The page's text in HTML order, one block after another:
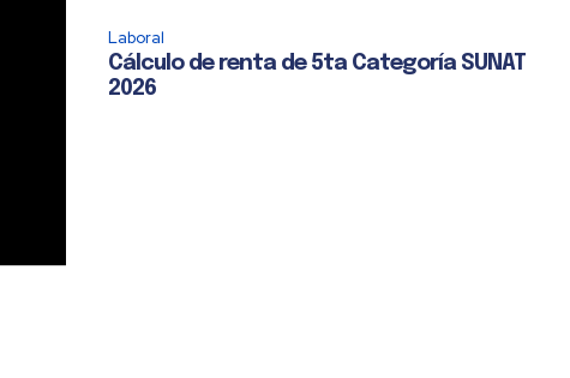
Laboral
Cálculo de renta de 5ta Categoría SUNAT
2026